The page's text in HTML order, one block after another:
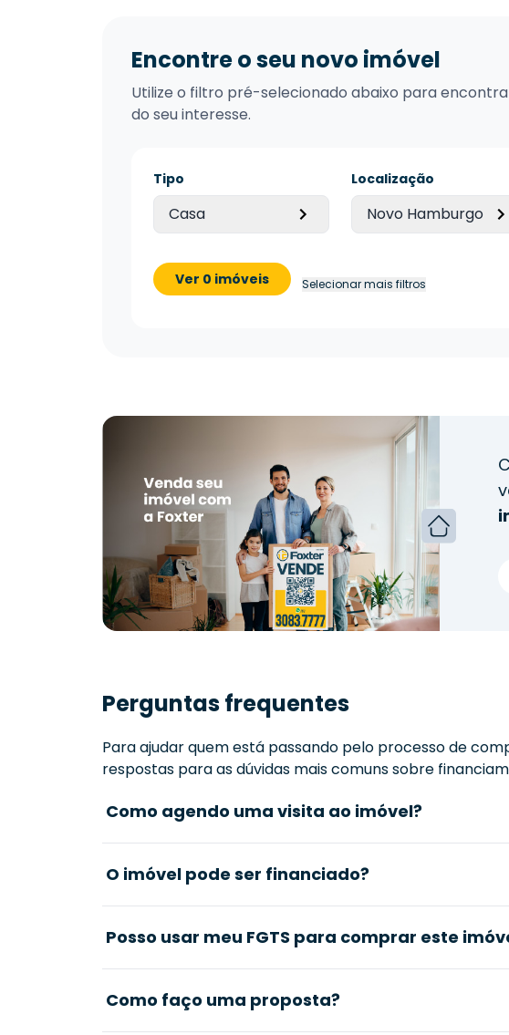
Encontre o seu novo imóvel
Utilize o filtro pré-selecionado abaixo para
do seu interesse.
Tipo
Casa
Localização
Novo Hamburgo
Ver 0 imóveis Selecionar mais filtros
Perguntas frequentes
Para ajudar quem está passando pelo processo de
respostas para as dúvidas mais comuns sobre
Como agendo uma visita ao imóvel?
O imóvel pode ser financiado?
Posso usar meu FGTS para comprar este
Como faço uma proposta?